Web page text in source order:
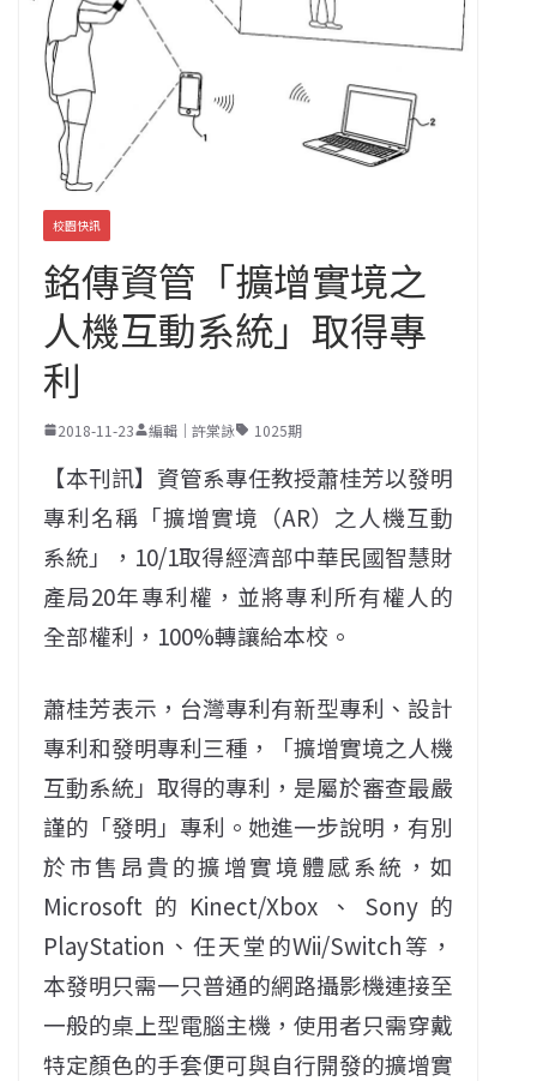
校園快訊
銘傳資管「擴增實境之
人機互動系統」取得專
利
2018-11-23 編輯｜許棠詠 1025期
【本刊訊】資管系專任教授蕭桂芳以發明
專利名稱「擴增實境（AR）之人機互動
系統」，10/1取得經濟部中華民國智慧財
產局20年專利權，並將專利所有權人的
全部權利，100%轉讓給本校。
蕭桂芳表示，台灣專利有新型專利、設計
專利和發明專利三種，「擴增實境之人機
互動系統」取得的專利，是屬於審查最嚴
謹的「發明」專利。她進一步說明，有別
於市售昂貴的擴增實境體感系統，如
Microsoft的Kinect/Xbox、Sony的
PlayStation、任天堂的Wii/Switch等，
本發明只需一只普通的網路攝影機連接至
一般的桌上型電腦主機，使用者只需穿戴
特定顏色的手套便可與自行開發的擴增實